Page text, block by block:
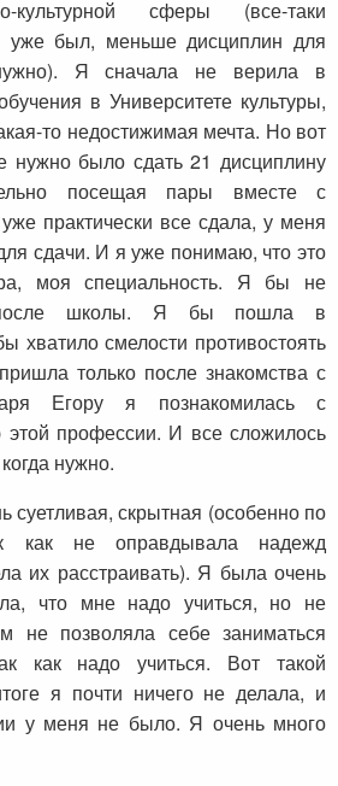
культурной сферы (все-таки
был, меньше дисциплин для
Я сначала не верила в
в Университете культуры,
то недостижимая мечта. Но вот
нужно было сдать 21 дисциплину
посещая пары вместе с
практически все сдала, у меня
сдачи. И я уже понимаю, что это
моя специальность. Я бы не
после школы. Я бы пошла в
хватило смелости противостоять
только после знакомства с
Егору я познакомилась с
этой профессии. И все сложилось
нужно.
суетливая, скрытная (особенно по
как не оправдывала надежд
их расстраивать). Я была очень
что мне надо учиться, но не
не позволяла себе заниматься
как надо учиться. Вот такой
я почти ничего не делала, и
у меня не было. Я очень много